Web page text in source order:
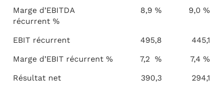
Marge d’EBITDA
récurrent %
8,9 % 9,0 %
EBIT récurrent 495,8
445,1
Marge d’EBIT récurrent %
7,2 %
7,4 %
Résultat net
390,3
294,1